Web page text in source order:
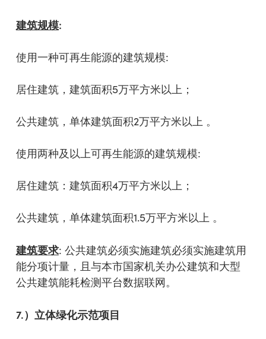
建筑规模:
使用一种可再生能源的建筑规模:
居住建筑，建筑面积5万平方米以上；
公共建筑，单体建筑面积2万平方米以上 。
使用两种及以上可再生能源的建筑规模:
居住建筑：建筑面积4万平方米以上；
公共建筑，单体建筑面积1.5万平方米以上 。
建筑要求: 公共建筑必须实施建筑必须实施建筑用
能分项计量，且与本市国家机关办公建筑和大型
公共建筑能耗检测平台数据联网。
7.）立体绿化示范项目